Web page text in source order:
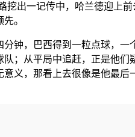
挖出一记传中，哈兰德迎
。
钟，巴西得到一粒点球，
；从平局中追赶，正是他
义，那看上去很像是他最